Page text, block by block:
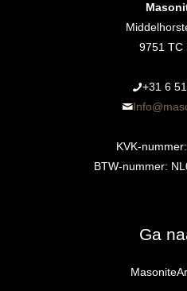
9751 TC
+31 6
KVK-
BTW-nummer:
Ga